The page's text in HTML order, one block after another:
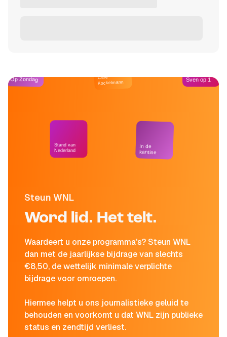
Steun WNL
Word lid. Het telt.
Waardeert u onze programma's? Steun WNL
dan met de jaarlijkse bijdrage van slechts
€8,50, de wettelijk minimale verplichte
bijdrage voor omroepen.
Hiermee helpt u ons journalistieke geluid te
behouden en voorkomt u dat WNL zijn publieke
status en zendtijd verliest.
Op Zondag
Stand van
Nederland
Café
Kockelmann
In de
kantine
Sven op 1